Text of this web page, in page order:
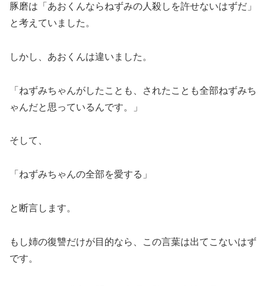
豚磨は「あおくんならねずみの人殺しを許せないはずだ」
と考えていました。
しかし、あおくんは違いました。
「ねずみちゃんがしたことも、されたことも全部ねずみち
ゃんだと思っているんです。」
そして、
「ねずみちゃんの全部を愛する」
と断言します。
もし姉の復讐だけが目的なら、この言葉は出てこないはず
です。